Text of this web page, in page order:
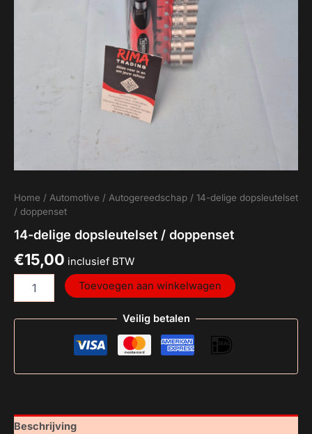
Home / Automotive / Autogereedschap / 14-delige dopsleutelset
/ doppenset
14-delige dopsleutelset / doppenset
€15,00 inclusief BTW
Toevoegen aan winkelwagen
Veilig betalen
Beschrijving